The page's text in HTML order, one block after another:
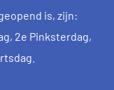
is, zijn:
2e Pinksterdag,